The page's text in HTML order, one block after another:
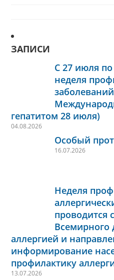
ЗАПИСИ
С 27 июля по
неделя
гепатитом 28 июля)
04.08.2026
Особый
16.07.2026
Неделя
проводится
Всемирного
аллергией и
информирование
профилактику
13.07.2026